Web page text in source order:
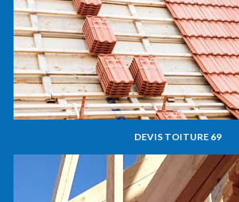
DEVIS TOITURE 69